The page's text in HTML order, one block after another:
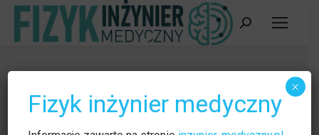
Szukaj:
Jesteś tutaj:
Strona główna Wpisy oznaczone tagiem "GSM"
Fizyk inżynier medyczny
×